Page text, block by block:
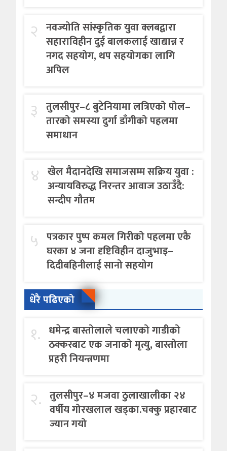
२ नवज्योति सांस्कृतिक युवा क्लबद्वारा
सहाराविहीन दुई बालकलाई खाद्यान्न र
नगद सहयोग, थप सहयोगका लागि
अपिल
३ तुलसीपुर–८ बुटेनियामा लत्रिएको पोल–
तारको समस्या दुर्गा डाँगीको पहलमा
समाधान
४ खेल मैदानदेखि समाजसम्म सक्रिय युवा :
अन्यायविरुद्ध निरन्तर आवाज उठाउँदै:
सन्दीप गौतम
५ पत्रकार पुष्प कमल गिरीको पहलमा एकै
घरका ४ जना दृष्टिविहीन दाजुभाइ–
दिदीबहिनीलाई सानो सहयोग
धेरै पढिएको
१. धमेन्द्र बास्तोलाले चलाएको गाडीको
ठक्करबाट एक जनाको मृत्यु, बास्तोला
प्रहरी नियन्त्रणमा
२. तुलसीपुर–४ मजवा ठुलाखालीका २४
वर्षीय गोरखलाल खड्का.चक्कु प्रहारबाट
ज्यान गयो